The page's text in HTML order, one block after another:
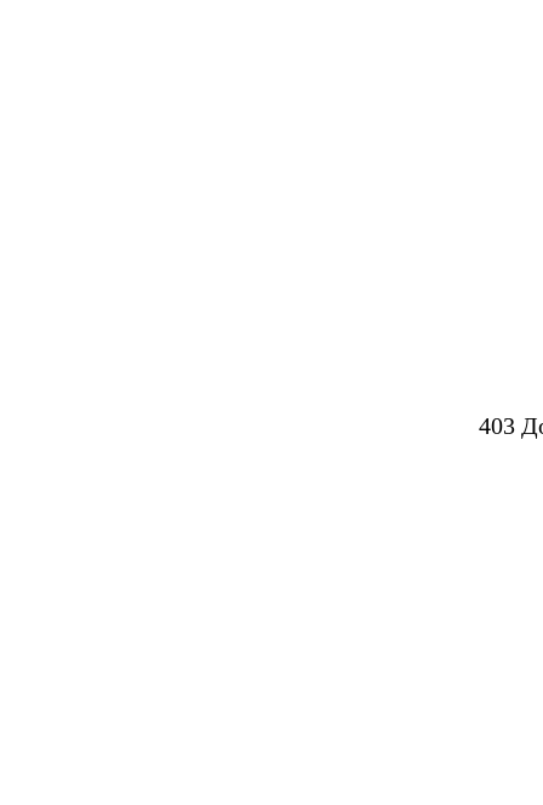
403